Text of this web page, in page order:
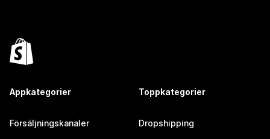
Appkategorier
Försäljningskanaler
Toppkategorier
Dropshipping